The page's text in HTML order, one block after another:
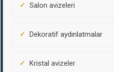
Salon avizeleri
Dekoratif aydınlatmalar
Kristal avizeler